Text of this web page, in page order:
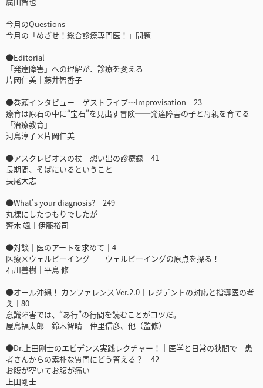
今月のQuestions
今月の「めざせ！総合診療専門医！」問題
●Editorial
「発達障害」への理解が、診療を変える
片岡仁美｜藤井智香子
●巻頭インタビュー ゲストライブ～Improvisation｜23
療育は原石の中に“宝石”を見出す冒険──発達障害の子と母親を育てる
「治療教育」
河島淳子×片岡仁美
●アスクレピオスの杖｜想い出の診療録｜41
長期間、そばにいるということ
長尾大志
●What's your diagnosis?｜249
丸裸にしたつもりでしたが
齊木 颯｜伊藤裕司
●対談｜医のアートを求めて｜4
医療×ウェルビーイング──ウェルビーイングの原点を探る！
石川善樹｜平島 修
●オール沖縄！ カンファレンス Ver.2.0｜レジデントの対応と指導医の考
え｜80
意識障害では、“あ行”の行間を読むことがコツだ。
屋島福太郎｜鈴木智晴｜仲里信彦、他（監修）
●Dr.上田剛士のエビデンス実践レクチャー！｜医学と日常の狭間で｜患
者さんからの素朴な質問にどう答える？｜42
お腹が空いてお腹が痛い
上田剛士